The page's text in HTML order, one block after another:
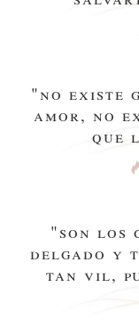
"no existe
amor, no
que
"son los
delgado y
tan vil,